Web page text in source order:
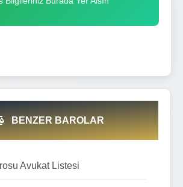
BENZER BAROLAR
Avukat Listesi